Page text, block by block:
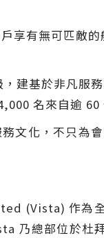
享有無可匹敵
建基於非凡服
名來自逾
文化，不只為
(Vista) 作為全
乃總部位於杜